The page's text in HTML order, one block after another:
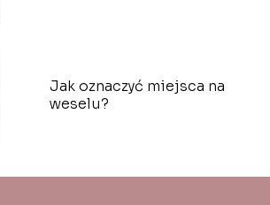
Jak oznaczyć miejsca na
weselu?